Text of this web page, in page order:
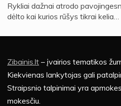
Rykliai dažnai atrodo
dėlto kai kurios rūšys tikrai kelia…
Zibainis.lt – įvairios tematikos
Kiekvienas lankytojas gali
Straipsnio talpinimai yra
mokesčiu.